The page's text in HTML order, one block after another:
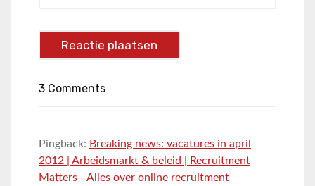
3 Comments
Pingback: Breaking news: vacatures in april
2012 | Arbeidsmarkt & beleid | Recruitment
Matters - Alles over online recruitment